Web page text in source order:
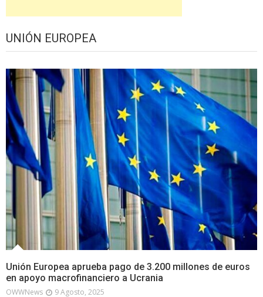
UNIÓN EUROPEA
Unión Europea aprueba pago de 3.200 millones de euros
en apoyo macrofinanciero a Ucrania
OWWNews 9 Agosto, 2025